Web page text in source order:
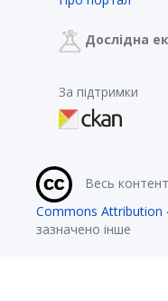
Дослідна
За підтримки
Весь
Commons Attribution
зазначено інше